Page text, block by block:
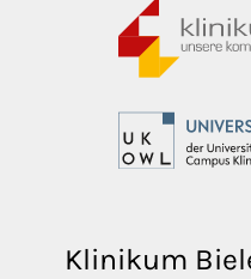
Klinikum